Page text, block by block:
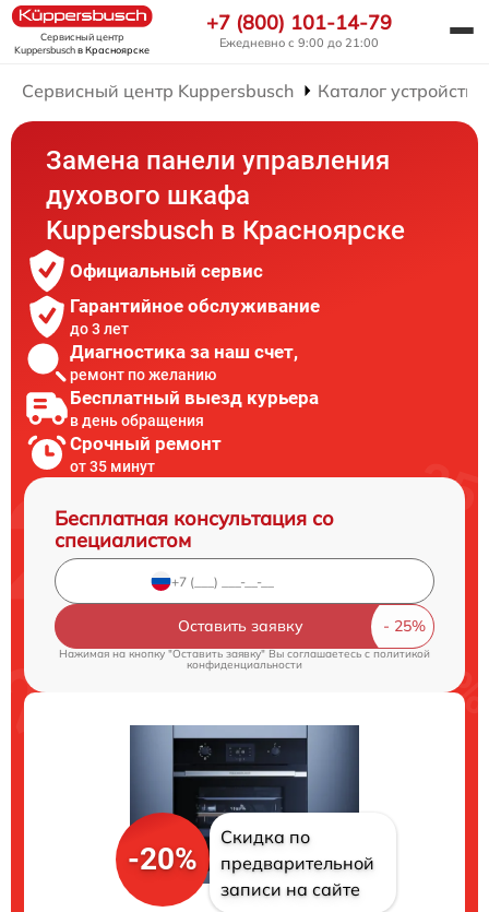
Сервисный центр
Kuppersbuschв Красноярске
+7 (800) 101-14-79
Ежедневно с 9:00 до 21:00
Сервисный центр Kuppersbusch Каталог устройств
Замена панели управления
духового шкафа
Kuppersbusch в Красноярске
Официальный сервис
Гарантийное обслуживание
до 3 лет
Диагностика за наш счет,
ремонт по желанию
Бесплатный выезд курьера
в день обращения
Срочный ремонт
от 35 минут
Бесплатная консультация со
специалистом
Оставить заявку
Нажимая на кнопку "Оставить заявку" Вы соглашаетесь c политикой
конфиденциальности
-20%
Скидка по
предварительной
записи на сайте